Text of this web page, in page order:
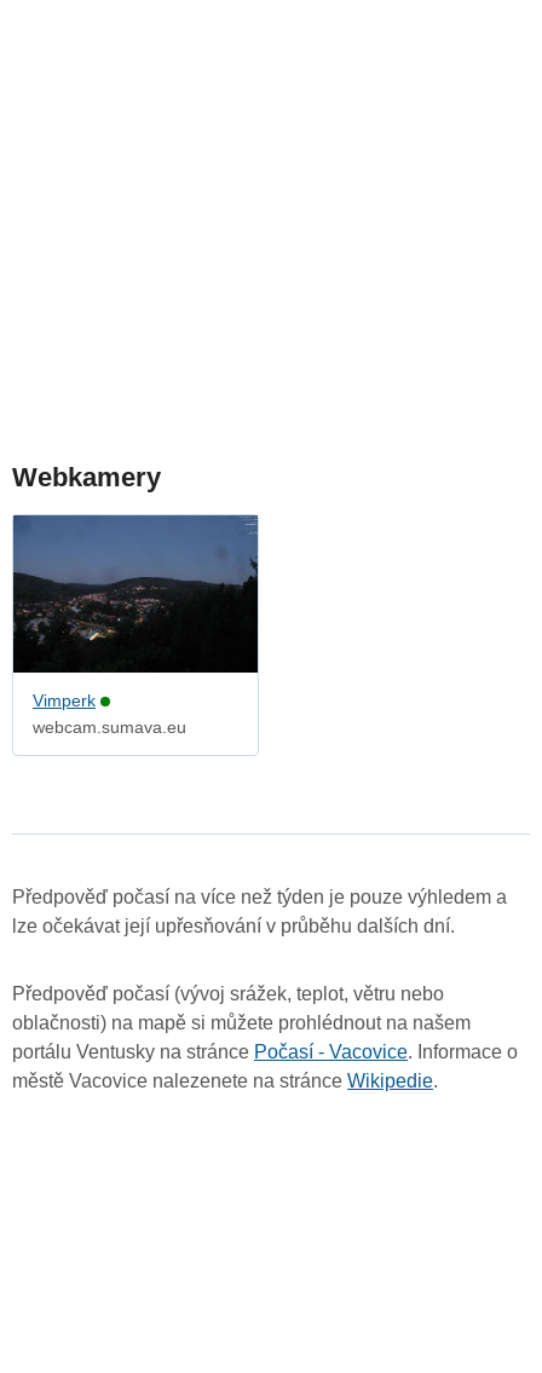
Webkamery
Vimperk
webcam.sumava.eu
Předpověď počasí na více než týden je pouze výhledem a
lze očekávat její upřesňování v průběhu dalších dní.
Předpověď počasí (vývoj srážek, teplot, větru nebo
oblačnosti) na mapě si můžete prohlédnout na našem
portálu Ventusky na stránce Počasí - Vacovice. Informace o
městě Vacovice nalezenete na stránce Wikipedie.